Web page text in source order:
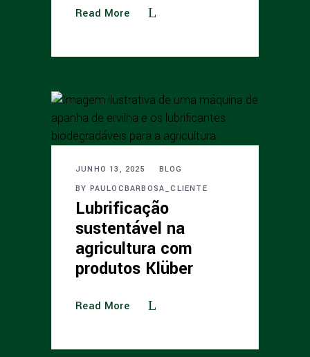
Read More
JUNHO 13, 2025
BLOG
BY PAULOCBARBOSA_CLIENTE
Lubrificação
sustentável na
agricultura com
produtos Klüber
Read More